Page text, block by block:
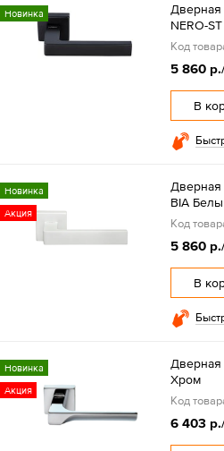
Новинка
Дверная
NERO-
Код
5 860 р.
В
Новинка
Акция
Дверная
BIA
Код
5 860 р.
В
Новинка
Акция
Дверная
Хром
Код
6 403 р.